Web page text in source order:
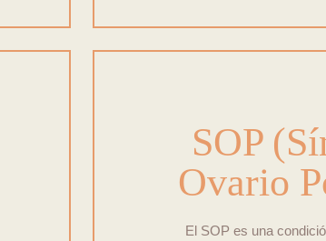
SOP
Ovario
El SOP es una